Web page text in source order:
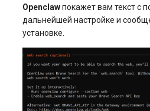
Openclawпокажет вам текст с
дальнейшей настройке и
установке.